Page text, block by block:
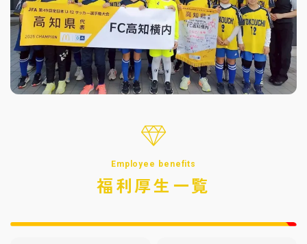
Employee benefits
福利厚生一覧